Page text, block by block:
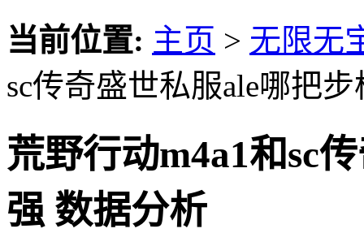
当前位置: 主页 > 无限无
sc传奇盛世私服ale哪把
荒野行动m4a1和sc
强 数据分析